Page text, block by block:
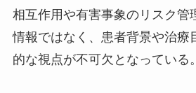
相互作用や有害事象のリスク管
情報ではなく、患者背景や治療
的な視点が不可欠となっている。